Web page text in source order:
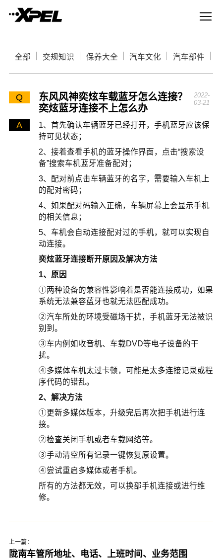
全部 交规知识 保养大全 汽车文化 汽车部件
Q
东风风神奕炫车载蓝牙怎么连接？
奕炫蓝牙连接不上怎么办
2022-
03-21
A
1、首先确认车辆蓝牙已经打开，手机蓝牙应该保
持可见状态；
2、接着查看手机的蓝牙操作界面，点击“搜索设
备”搜索车机蓝牙准备配对；
3、配对前点击车辆蓝牙的名字，需要输入车机上
的配对密码；
4、如果配对码输入正确，车辆屏幕上会显示手机
的相关信息；
5、车机会自动连接配对过的手机，就可以实现自
动连接。
奕炫蓝牙连接断开原因及解决方法
1、原因
①两种设备的兼容性影响着是否能连接成功，如果
系统无法兼容蓝牙也就无法匹配成功。
②汽车所处的环境受磁场干扰，手机蓝牙无法被识
别到。
③车内例如收音机、车载DVD等电子设备的干
扰。
④多媒体车机太过卡顿，可能是太多连接记录或程
序代码的错乱。
2、解决方法
①更新多媒体版本，升级完后再次把手机进行连
接。
②检查关闭手机或者车载网络等。
③手动清空所有记录一键恢复原设置。
④尝试重启多媒体或者手机。
所有的方法都无效，可以换部手机连接或进行维
修。
上一篇：
陇南车管所地址、电话、上班时间、业务范围